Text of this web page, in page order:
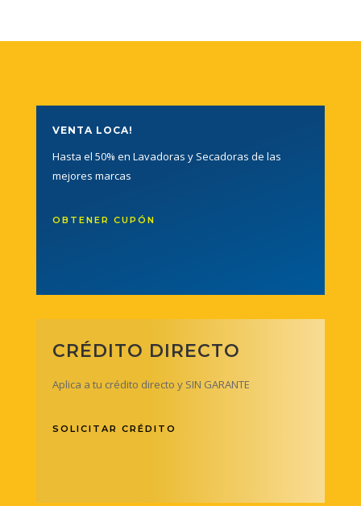
VENTA LOCA!
Hasta el 50% en Lavadoras y Secadoras de las
mejores marcas
OBTENER CUPÓN
CRÉDITO DIRECTO
Aplica a tu crédito directo y SIN GARANTE
SOLICITAR CRÉDITO